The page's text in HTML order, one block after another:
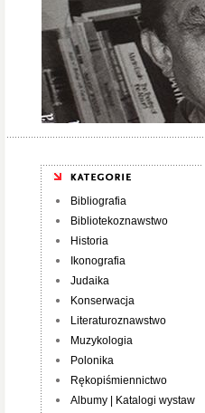
Bibliografia
Bibliotekoznawstwo
Historia
Ikonografia
Judaika
Konserwacja
Literaturoznawstwo
Muzykologia
Polonika
Rękopiśmiennictwo
Albumy | Katalogi wystaw